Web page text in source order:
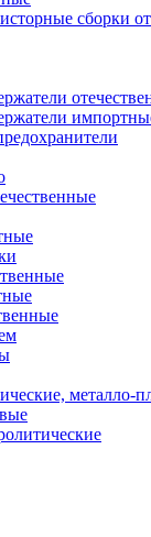
сборки
металло-